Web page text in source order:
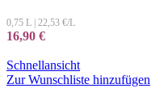
0,75 L 22,53 €/L
16,90 €
Schnellansicht
Zur Wunschliste hinzufügen